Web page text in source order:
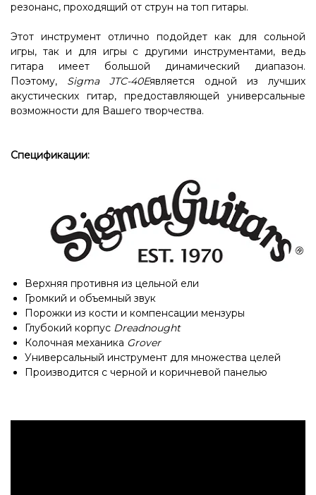
резонанс, проходящий от струн на топ гитары.
Этот инструмент отлично подойдет как для сольной
игры, так и для игры с другими инструментами, ведь
гитара имеет большой динамический диапазон.
Поэтому, Sigma JTC-40Eявляется одной из лучших
акустических гитар, предоставляющей универсальные
возможности для Вашего творчества.
Спецификации:
Верхняя противня из цельной ели
Громкий и объемный звук
Порожки из кости и компенсации мензуры
Глубокий корпус Dreadnought
Колочная механика Grover
Универсальный инструмент для множества целей
Производится с черной и коричневой панелью